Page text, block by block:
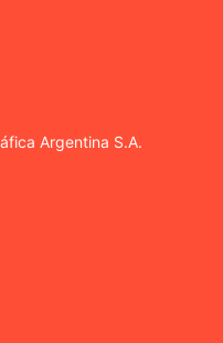
Argentina S.A.